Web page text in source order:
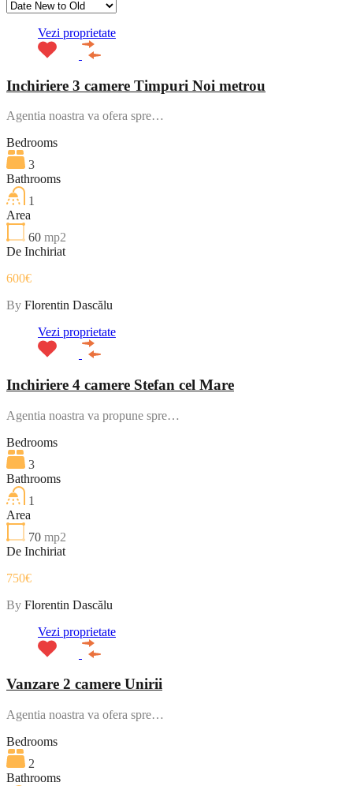
Vezi proprietate
Inchiriere 3 camere Timpuri Noi metrou
Agentia noastra va ofera spre…
Bedrooms
3
Bathrooms
1
Area
60 mp2
De Inchiriat
600€
By Florentin Dascălu
Vezi proprietate
Inchiriere 4 camere Stefan cel Mare
Agentia noastra va propune spre…
Bedrooms
3
Bathrooms
1
Area
70 mp2
De Inchiriat
750€
By Florentin Dascălu
Vezi proprietate
Vanzare 2 camere Unirii
Agentia noastra va ofera spre…
Bedrooms
2
Bathrooms